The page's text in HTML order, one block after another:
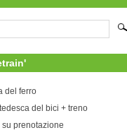
del ferro
del bici + treno
su prenotazione